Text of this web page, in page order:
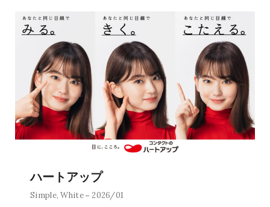
ハートアップ
Simple,White 2026/01